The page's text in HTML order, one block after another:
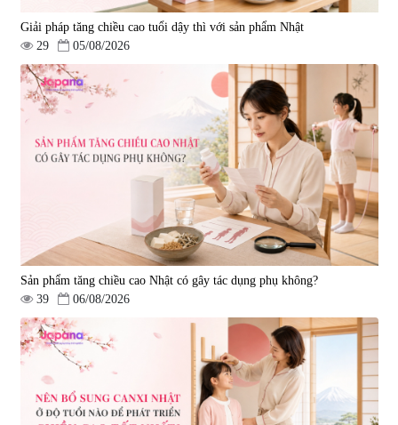
Giải pháp tăng chiều cao tuổi dậy thì với sản phẩm Nhật
29
05/08/2026
Sản phẩm tăng chiều cao Nhật có gây tác dụng phụ không?
39
06/08/2026